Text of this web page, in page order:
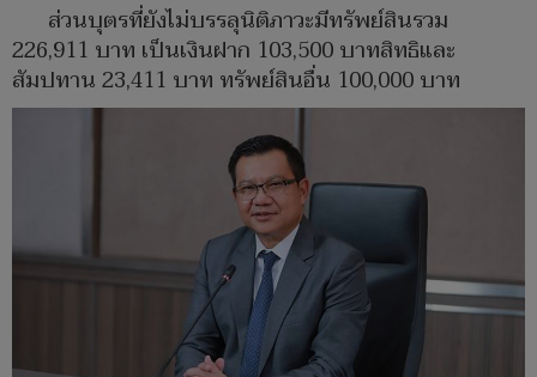
ส่วนบุตรที่ยังไม่บรรลุนิติภาวะมีทรัพย์สินรวม
226,911 บาท เป็นเงินฝาก 103,500 บาทสิทธิและ
สัมปทาน 23,411 บาท ทรัพย์สินอื่น 100,000 บาท